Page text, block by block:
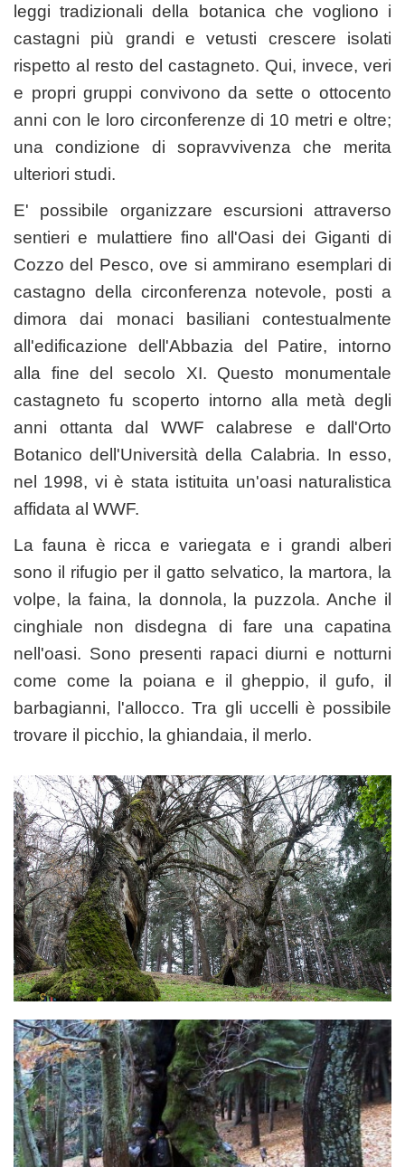
leggi tradizionali della botanica che vogliono i
castagni più grandi e vetusti crescere isolati
rispetto al resto del castagneto. Qui, invece, veri
e propri gruppi convivono da sette o ottocento
anni con le loro circonferenze di 10 metri e oltre;
una condizione di sopravvivenza che merita
ulteriori studi.
E' possibile organizzare escursioni attraverso
sentieri e mulattiere fino all'Oasi dei Giganti di
Cozzo del Pesco, ove si ammirano esemplari di
castagno della circonferenza notevole, posti a
dimora dai monaci basiliani contestualmente
all'edificazione dell'Abbazia del Patire, intorno
alla fine del secolo XI. Questo monumentale
castagneto fu scoperto intorno alla metà degli
anni ottanta dal WWF calabrese e dall'Orto
Botanico dell'Università della Calabria. In esso,
nel 1998, vi è stata istituita un'oasi naturalistica
affidata al WWF.
La fauna è ricca e variegata e i grandi alberi
sono il rifugio per il gatto selvatico, la martora, la
volpe, la faina, la donnola, la puzzola. Anche il
cinghiale non disdegna di fare una capatina
nell'oasi. Sono presenti rapaci diurni e notturni
come come la poiana e il gheppio, il gufo, il
barbagianni, l'allocco. Tra gli uccelli è possibile
trovare il picchio, la ghiandaia, il merlo.